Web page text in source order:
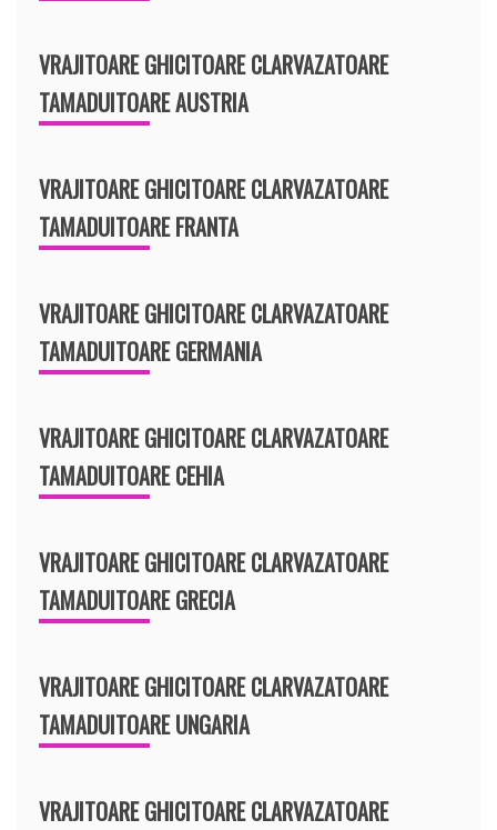
VRAJITOARE GHICITOARE CLARVAZATOARE
TAMADUITOARE AUSTRIA
VRAJITOARE GHICITOARE CLARVAZATOARE
TAMADUITOARE FRANTA
VRAJITOARE GHICITOARE CLARVAZATOARE
TAMADUITOARE GERMANIA
VRAJITOARE GHICITOARE CLARVAZATOARE
TAMADUITOARE CEHIA
VRAJITOARE GHICITOARE CLARVAZATOARE
TAMADUITOARE GRECIA
VRAJITOARE GHICITOARE CLARVAZATOARE
TAMADUITOARE UNGARIA
VRAJITOARE GHICITOARE CLARVAZATOARE